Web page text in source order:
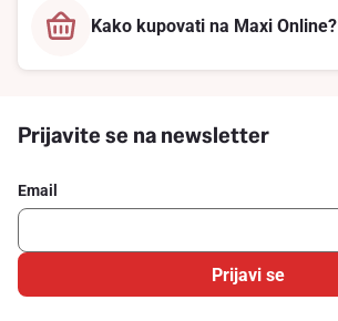
Kako kupovati na Maxi Online?
Prijavite se na newsletter
Email
Prijavi se